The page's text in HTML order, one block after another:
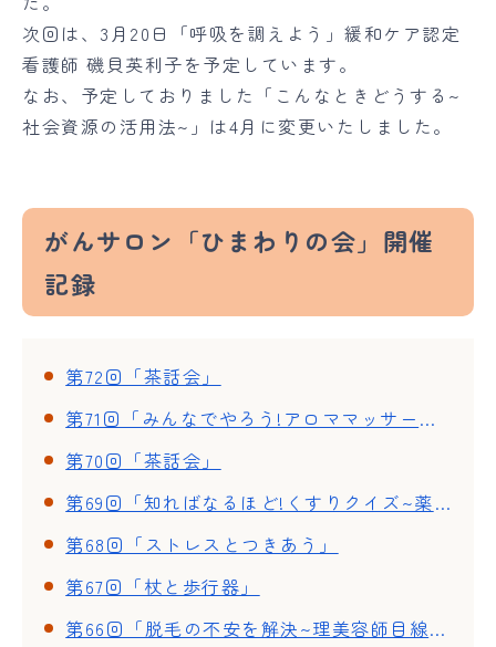
次回は、3月20日「呼吸を調えよう」緩和ケア認定
看護師 磯貝英利子を予定しています。
なお、予定しておりました「こんなときどうする~
社会資源の活用法~」は4月に変更いたしました。
がんサロン「ひまわりの会」開催
記録
第72回「茶話会」
第71回「みんなでやろう!アロママッサージ」
第70回「茶話会」
第69回「知ればなるほど!くすりクイズ~薬についての正しい理解~」
第68回「ストレスとつきあう」
第67回「杖と歩行器」
第66回「脱毛の不安を解決~理美容師目線で見る 頭皮ケアとウイッグ~」